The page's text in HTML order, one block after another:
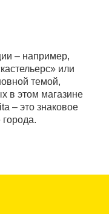
– например,
или
темой,
в этом магазине
– это знаковое